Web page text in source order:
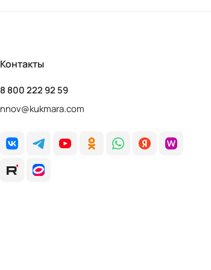
Контакты
8 800 222 92 59
nnov@kukmara.com